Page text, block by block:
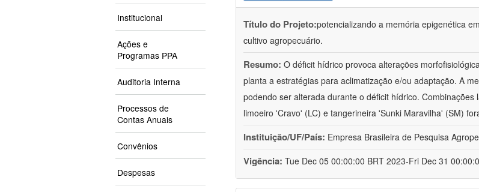
Institucional
Ações e
Programas PPA
Auditoria Interna
Processos de
Contas Anuais
Convênios
Despesas
Título do Projeto:potencializando a memória epigenética
cultivo agropecuário.
Resumo: O déficit hídrico provoca alterações
planta a estratégias para aclimatização e/ou adaptação. A
podendo ser alterada durante o déficit hídrico.
limoeiro 'Cravo' (LC) e tangerineira 'Sunki Maravilha' (SM)
Instituição/UF/País: Empresa Brasileira de Pesquisa
Vigência: Tue Dec 05 00:00:00 BRT 2023-Fri Dec 31